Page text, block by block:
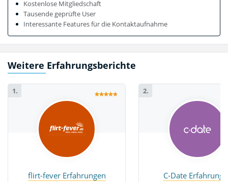
Kostenlose Mitgliedschaft
Tausende geprüfte User
Interessante Features für die Kontaktaufnahme
Weitere Erfahrungsberichte
1.
flirt-fever Erfahrungen
2.
C-Date